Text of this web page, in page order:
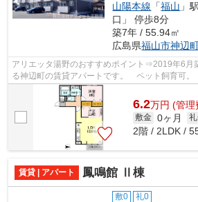
山陽本線 「福山 」
口」 停歩8分
築7年 / 55.94㎡
広島県福山市神辺
アリエッタ湯野のおすすめポイント⇒2019年6
る神辺町の賃貸アパートです。 ペット飼育可
ショッピングセンターがあり、徒歩約10分...
6.2万円 (管理
敷金 0ヶ月
2階 / 2LDK /
賃貸 | アパート 鳳鳴館 Ⅱ棟
敷0 礼0